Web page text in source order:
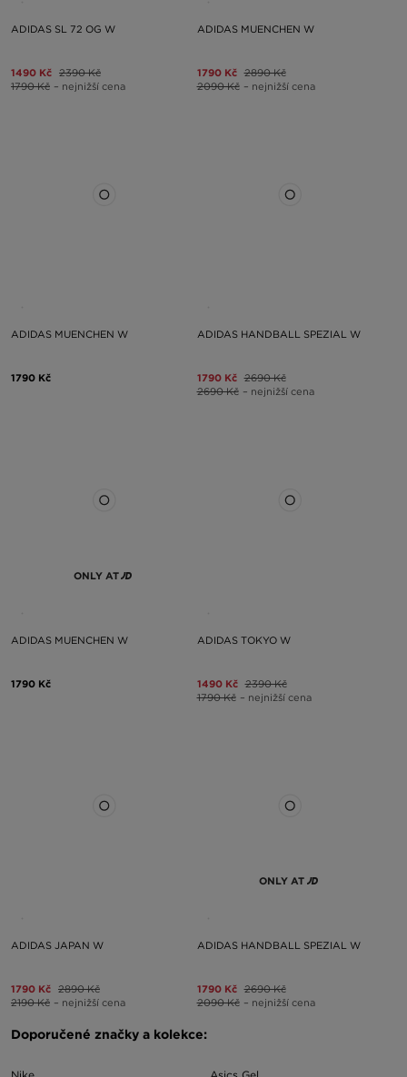
ADIDAS SL 72 OG W
1490 Kč 2390 Kč
1790 Kč – nejnižší cena
ADIDAS MUENCHEN W
1790 Kč 2890 Kč
2090 Kč – nejnižší cena
ADIDAS MUENCHEN W
1790 Kč
ADIDAS HANDBALL SPEZIAL W
1790 Kč 2690 Kč
2690 Kč – nejnižší cena
ONLY AT
ADIDAS MUENCHEN W
1790 Kč
ADIDAS TOKYO W
1490 Kč 2390 Kč
1790 Kč – nejnižší cena
ADIDAS JAPAN W
1790 Kč 2890 Kč
2190 Kč – nejnižší cena
ONLY AT
ADIDAS HANDBALL SPEZIAL W
1790 Kč 2690 Kč
2090 Kč – nejnižší cena
Doporučené značky a kolekce: